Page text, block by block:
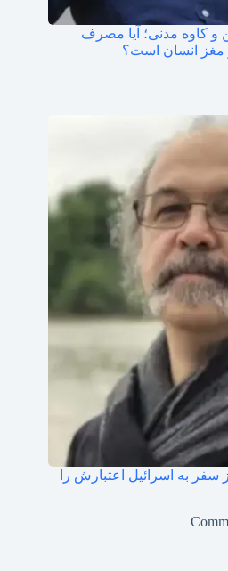
و کاوه مدنی؛ آیا مصرف
مغز انسان است؟
به اسرائیل اعتبارش را